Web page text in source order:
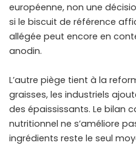
européenne, non une
si le biscuit de référence
allégée peut encore en
anodin.
L’autre piège tient à la
graisses, les industriels
des épaississants. Le bilan
nutritionnel ne s’améliore
ingrédients reste le seul